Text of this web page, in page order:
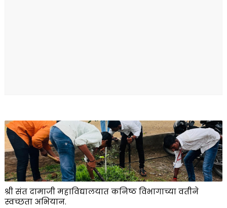
श्री संत दामाजी महाविद्यालयात कनिष्ठ विभागाच्या वतीने
स्वच्छता अभियान.